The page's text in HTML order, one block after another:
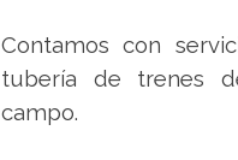
Contamos con
tubería de trenes
campo.